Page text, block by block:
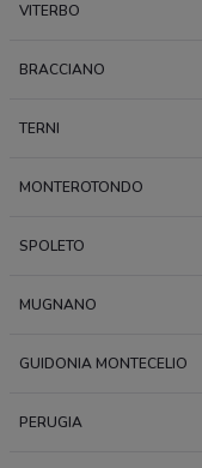
VITERBO
BRACCIANO
TERNI
MONTEROTONDO
SPOLETO
MUGNANO
GUIDONIA MONTECELIO
PERUGIA